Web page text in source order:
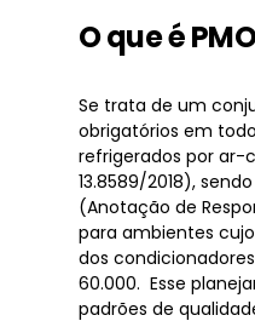
O que é
Se trata de um
obrigatórios em
refrigerados por
13.8589/2018),
(Anotação de
para ambientes
dos
60.000. Esse
padrões de